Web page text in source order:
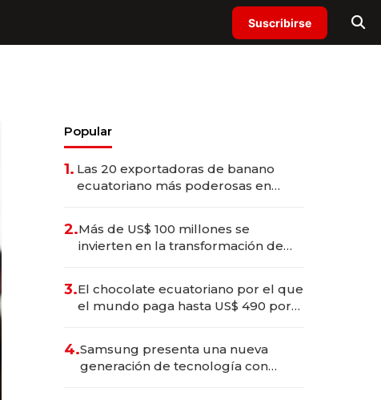
Suscribirse
Popular
1. Las 20 exportadoras de banano
ecuatoriano más poderosas en
2.Más de US$ 100 millones se
invierten en la transformación de
3.El chocolate ecuatoriano por el que
el mundo paga hasta US$ 490 por
4.Samsung presenta una nueva
generación de tecnología con